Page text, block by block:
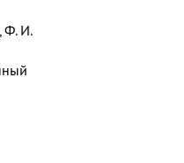
Ф. И.